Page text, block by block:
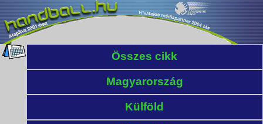
Összes cikk
Magyarország
Külföld